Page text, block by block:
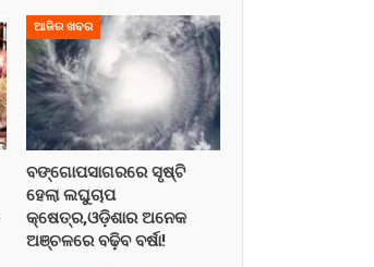
ଆଜିର ଖବର
ବଙ୍ଗୋପସାଗରରେ ସୃଷ୍ଟି
ହେଲା ଲଘୁଚାପ
କ୍ଷେତ୍ର,ଓଡ଼ିଶାର ଅନେକ
ଅଞ୍ଚଳରେ ବଢ଼ିବ ବର୍ଷା!